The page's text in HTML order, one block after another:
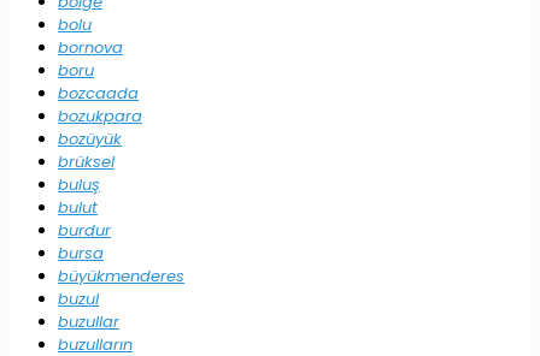
bolu
bornova
boru
bozcaada
bozukpara
bozüyük
brüksel
buluş
bulut
burdur
bursa
büyükmenderes
buzul
buzullar
buzulların